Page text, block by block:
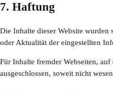
7. Haftung
Die Inhalte dieser Website
oder Aktualität der eingestellten
Für Inhalte fremder Webseiten,
ausgeschlossen, soweit nicht